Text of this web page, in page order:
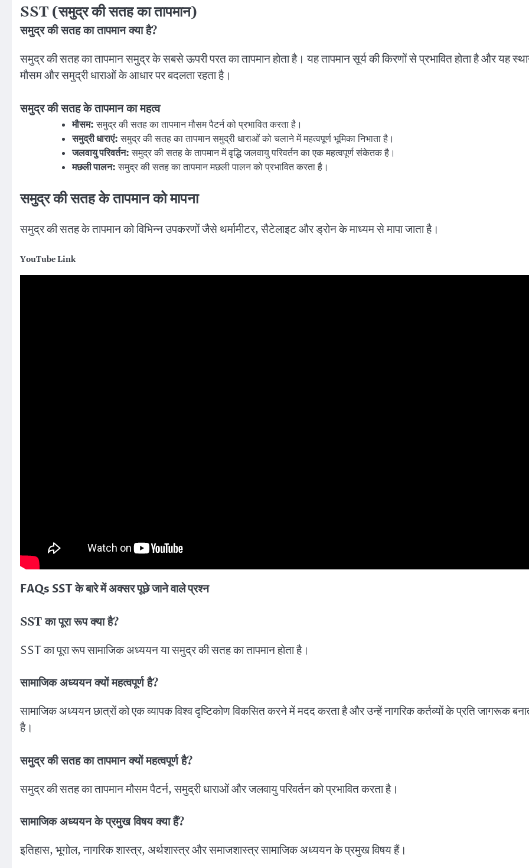
SST (समुद्र की सतह का तापमान)
समुद्र की सतह का तापमान क्या है?
समुद्र की सतह का तापमान समुद्र के सबसे ऊपरी परत का तापमान होता है। यह तापमान सूर्य की किरणों से प्रभावित होता है और यह
मौसम और समुद्री धाराओं के आधार पर बदलता रहता है।
समुद्र की सतह के तापमान का महत्व
मौसम:समुद्र की सतह का तापमान मौसम पैटर्न को प्रभावित करता है।
समुद्री धाराएं:समुद्र की सतह का तापमान समुद्री धाराओं को चलाने में महत्वपूर्ण भूमिका निभाता है।
जलवायु परिवर्तन:समुद्र की सतह के तापमान में वृद्धि जलवायु परिवर्तन का एक महत्वपूर्ण संकेतक है।
मछली पालन:समुद्र की सतह का तापमान मछली पालन को प्रभावित करता है।
समुद्र की सतह के तापमान को मापना
समुद्र की सतह के तापमान को विभिन्न उपकरणों जैसे थर्मामीटर, सैटेलाइट और ड्रोन के माध्यम से मापा जाता है।
YouTube Link
FAQs SST के बारे में अक्सर पूछे जाने वाले प्रश्न
SST का पूरा रूप क्या है?
SST का पूरा रूप सामाजिक अध्ययन या समुद्र की सतह का तापमान होता है।
सामाजिक अध्ययन क्यों महत्वपूर्ण है?
सामाजिक अध्ययन छात्रों को एक व्यापक विश्व दृष्टिकोण विकसित करने में मदद करता है और उन्हें नागरिक कर्तव्यों के प्रति जागरूक
है।
समुद्र की सतह का तापमान क्यों महत्वपूर्ण है?
समुद्र की सतह का तापमान मौसम पैटर्न, समुद्री धाराओं और जलवायु परिवर्तन को प्रभावित करता है।
सामाजिक अध्ययन के प्रमुख विषय क्या हैं?
इतिहास, भूगोल, नागरिक शास्त्र, अर्थशास्त्र और समाजशास्त्र सामाजिक अध्ययन के प्रमुख विषय हैं।